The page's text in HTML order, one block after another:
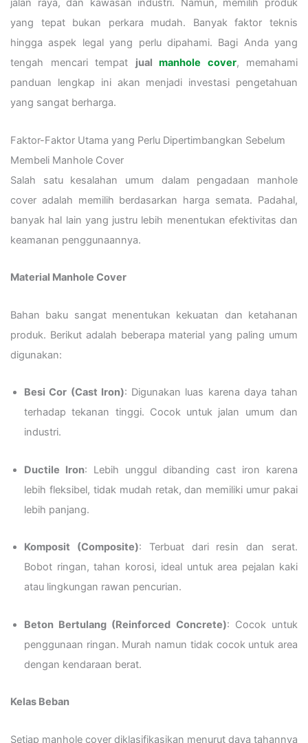
jalan raya, dan kawasan industri. Namun, memilih produk
yang tepat bukan perkara mudah. Banyak faktor teknis
hingga aspek legal yang perlu dipahami. Bagi Anda yang
tengah mencari tempat jual manhole cover, memahami
panduan lengkap ini akan menjadi investasi pengetahuan
yang sangat berharga.
Faktor-Faktor Utama yang Perlu Dipertimbangkan Sebelum
Membeli Manhole Cover
Salah satu kesalahan umum dalam pengadaan manhole
cover adalah memilih berdasarkan harga semata. Padahal,
banyak hal lain yang justru lebih menentukan efektivitas dan
keamanan penggunaannya.
Material Manhole Cover
Bahan baku sangat menentukan kekuatan dan ketahanan
produk. Berikut adalah beberapa material yang paling umum
digunakan:
Besi Cor (Cast Iron): Digunakan luas karena daya tahan
terhadap tekanan tinggi. Cocok untuk jalan umum dan
industri.
Ductile Iron: Lebih unggul dibanding cast iron karena
lebih fleksibel, tidak mudah retak, dan memiliki umur pakai
lebih panjang.
Komposit (Composite): Terbuat dari resin dan serat.
Bobot ringan, tahan korosi, ideal untuk area pejalan kaki
atau lingkungan rawan pencurian.
Beton Bertulang (Reinforced Concrete): Cocok untuk
penggunaan ringan. Murah namun tidak cocok untuk area
dengan kendaraan berat.
Kelas Beban
Setiap manhole cover diklasifikasikan menurut daya tahannya